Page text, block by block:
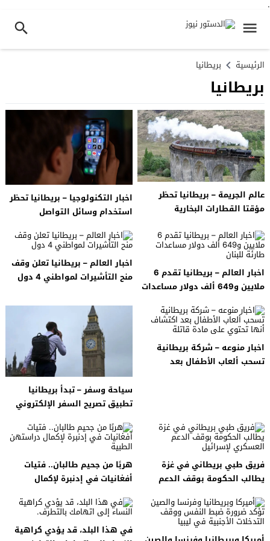
.
الرئيسية بريطانيا
بريطانيا
عالم الجريمة – بريطانيا تحظر
مؤقتا القطارات البخارية
اخبار التكنولوجيا – بريطانيا تحظر
استخدام وسائل التواصل
عاما
اخبار العالم – بريطانيا تقدم 6
ملايين و649 ألف دولار مساعدات
اخبار العالم – بريطانيا تعلن وقف
منح التأشيرات لمواطني 4 دول
اخبار منوعه – شركة بريطانية
تسحب ألعاب الأطفال بعد
سياحة وسفر – تبدأ بريطانيا
تطبيق تصريح السفر الإلكتروني
فريق طبي بريطاني في غزة
يطالب الحكومة بوقف الدعم
هربًا من جحيم طالبان.. فتيات
أفغانيات في إدنبرة لإكمال
في هذا البلد، قد يؤدي كراهية